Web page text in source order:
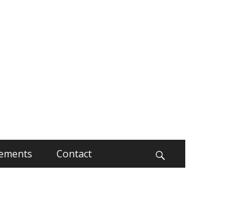
Contact